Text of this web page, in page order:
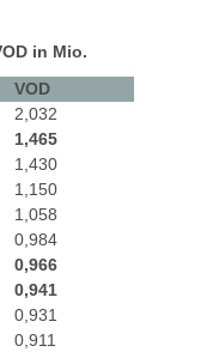
in Mio.
VOD
2,032
1,465
1,430
1,150
1,058
0,984
0,966
0,941
0,931
0,911